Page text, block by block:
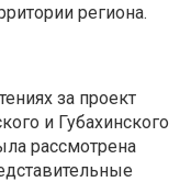
региона.
за проект
и Губахинского
рассмотрена